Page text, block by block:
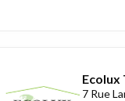
Ecolux
7 Rue